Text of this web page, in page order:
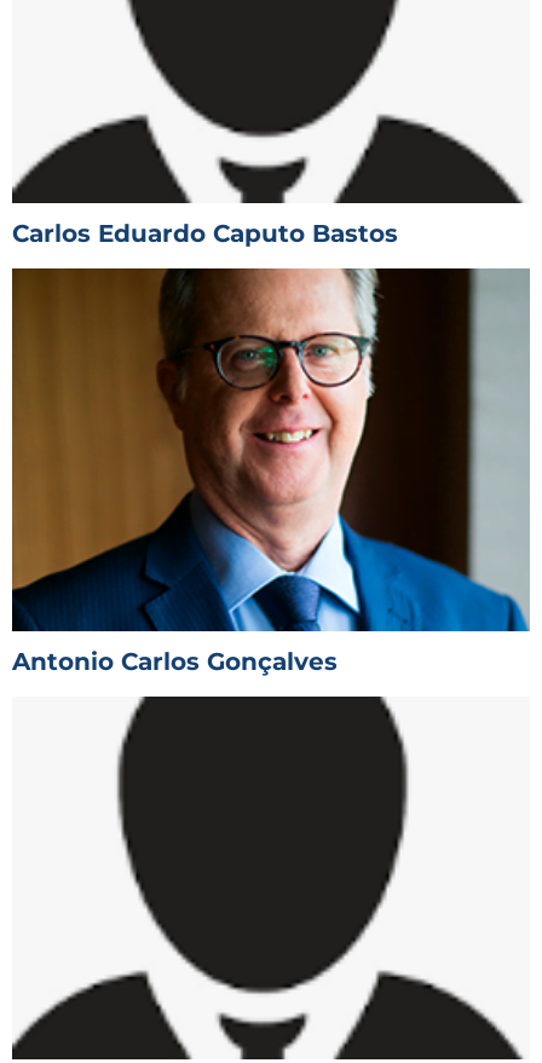
Carlos Eduardo Caputo Bastos
Antonio Carlos Gonçalves